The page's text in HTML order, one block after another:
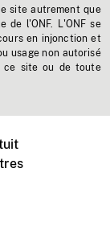
site autrement que
de l'ONF. L'ONF se
en injonction et
usage non autorisé
ce site ou de toute